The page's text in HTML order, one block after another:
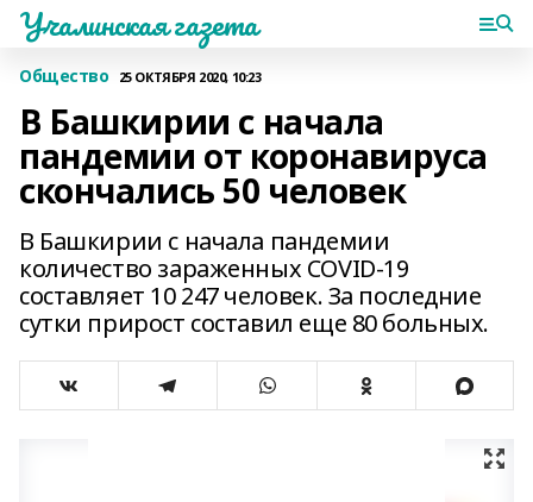
Учалинская газета
Общество 25 ОКТЯБРЯ 2020, 10:23
В Башкирии с начала
пандемии от коронавируса
скончались 50 человек
В Башкирии с начала пандемии
количество зараженных COVID-19
составляет 10 247 человек. За последние
сутки прирост составил еще 80 больных.